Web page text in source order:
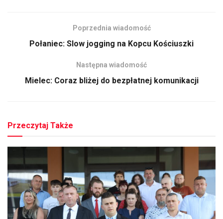
Poprzednia wiadomość
Połaniec: Slow jogging na Kopcu Kościuszki
Następna wiadomość
Mielec: Coraz bliżej do bezpłatnej komunikacji
Przeczytaj Także